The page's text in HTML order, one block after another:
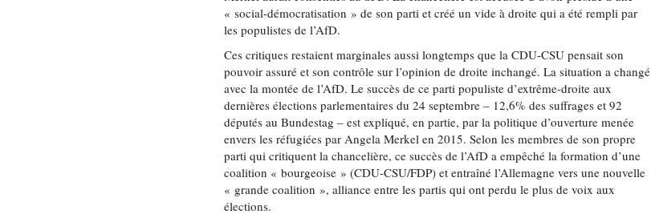
« social-démocratisation » de son parti et créé un vide à droite qui a été rempli par
les populistes de l’AfD.
Ces critiques restaient marginales aussi longtemps que la CDU-CSU pensait son
pouvoir assuré et son contrôle sur l’opinion de droite inchangé. La situation a changé
avec la montée de l’AfD. Le succès de ce parti populiste d’extrême-droite aux
dernières élections parlementaires du 24 septembre – 12,6% des suffrages et 92
députés au Bundestag – est expliqué, en partie, par la politique d’ouverture menée
envers les réfugiées par Angela Merkel en 2015. Selon les membres de son propre
parti qui critiquent la chancelière, ce succès de l’AfD a empêché la formation d’une
coalition « bourgeoise » (CDU-CSU/FDP) et entraîné l’Allemagne vers une nouvelle
« grande coalition », alliance entre les partis qui ont perdu le plus de voix aux
élections.